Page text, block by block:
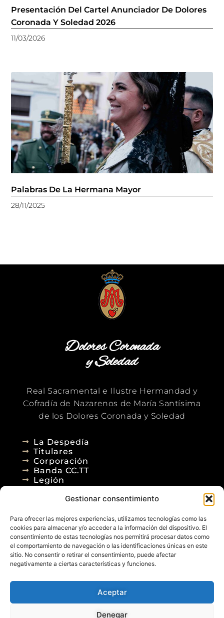
Gestionar consentimiento
Para ofrecer las mejores experiencias, utilizamos tecnologías como las
cookies para almacenar y/o acceder a la información del dispositivo. El
consentimiento de estas tecnologías nos permitirá procesar datos como
el comportamiento de navegación o las identificaciones únicas en este
sitio. No consentir o retirar el consentimiento, puede afectar
negativamente a ciertas características y funciones.
Aceptar
Denegar
Presentación Del Cartel Anunciador De Dolores
Coronada Y Soledad 2026
11/03/2026
Palabras De La Hermana Mayor
28/11/2025
Dolores Coronada
y Soledad
Real Sacramental e Ilustre Hermandad y
Cofradía de Nazarenos de María Santísima
de los Dolores Coronada y Soledad
La Despedía
Titulares
Corporación
Banda CC.TT
Legión
Agenda
Blog
Contacto